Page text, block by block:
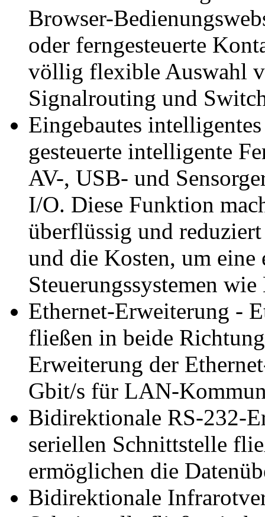
Browser-
oder ferngesteuerte
völlig flexible Auswahl
Signalrouting und
Eingebautes
gesteuerte intelligente
AV-, USB- und
I/O. Diese Funktion
überflüssig und
und die Kosten, um
Steuerungssystemen
Ethernet-Erweiterung -
fließen in beide
Erweiterung der
Gbit/s für LAN-
Bidirektionale RS-232-
seriellen Schnittstelle
ermöglichen die
Bidirektionale